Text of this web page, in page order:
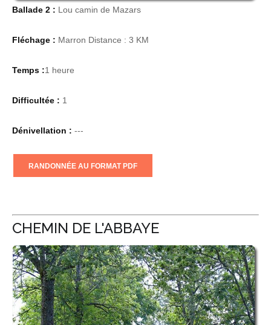
Ballade 2 : Lou camin de Mazars
Fléchage : Marron Distance : 3 KM
Temps :1 heure
Difficultée : 1
Dénivellation : ---
RANDONNÉE AU FORMAT PDF
CHEMIN DE L'ABBAYE